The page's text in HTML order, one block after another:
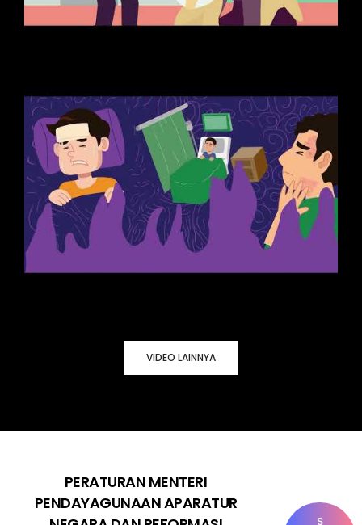
VIDEO LAINNYA
PERATURAN MENTERI
PENDAYAGUNAAN APARATUR
S